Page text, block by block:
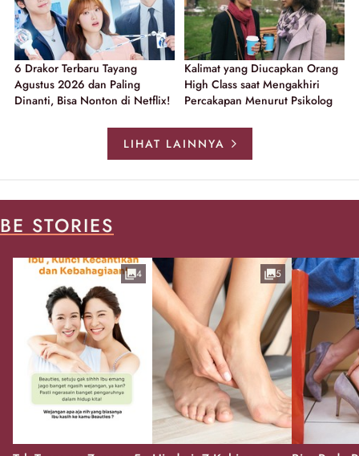
6 Drakor Terbaru Tayang
Agustus 2026 dan Paling
Dinanti, Bisa Nonton di Netflix!
Kalimat yang Diucapkan Orang
High Class saat Mengakhiri
Percakapan Menurut Psikolog
LIHAT LAINNYA
BE STORIES
4 5